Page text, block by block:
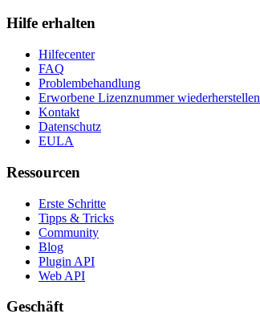
Hilfe erhalten
Hilfecenter
FAQ
Problembehandlung
Erworbene Lizenznummer wiederherstellen
Kontakt
Datenschutz
EULA
Ressourcen
Erste Schritte
Tipps & Tricks
Community
Blog
Plugin API
Web API
Geschäft